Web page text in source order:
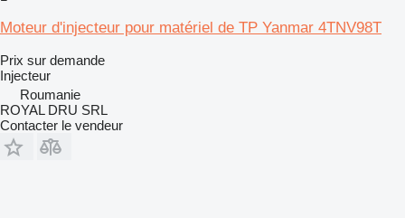
Moteur d'injecteur pour matériel de TP Yanmar 4TNV98T
Prix sur demande
Injecteur
Roumanie
ROYAL DRU SRL
Contacter le vendeur